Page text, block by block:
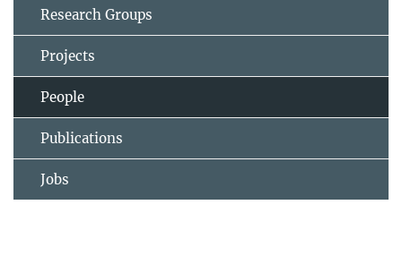
Research Groups
Projects
People
Publications
Jobs